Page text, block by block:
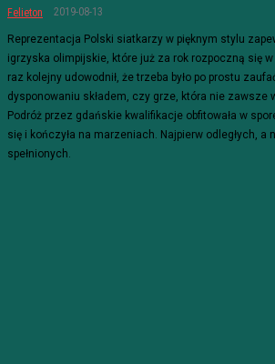
Felieton 2019-08-13
Reprezentacja Polski siatkarzy w pięknym stylu
igrzyska olimpijskie, które już za rok rozpoczną się w
raz kolejny udowodnił, że trzeba było po prostu
dysponowaniu składem, czy grze, która nie zawsze
Podróż przez gdańskie kwalifikacje obfitowała w
się i kończyła na marzeniach. Najpierw odległych, a
spełnionych.